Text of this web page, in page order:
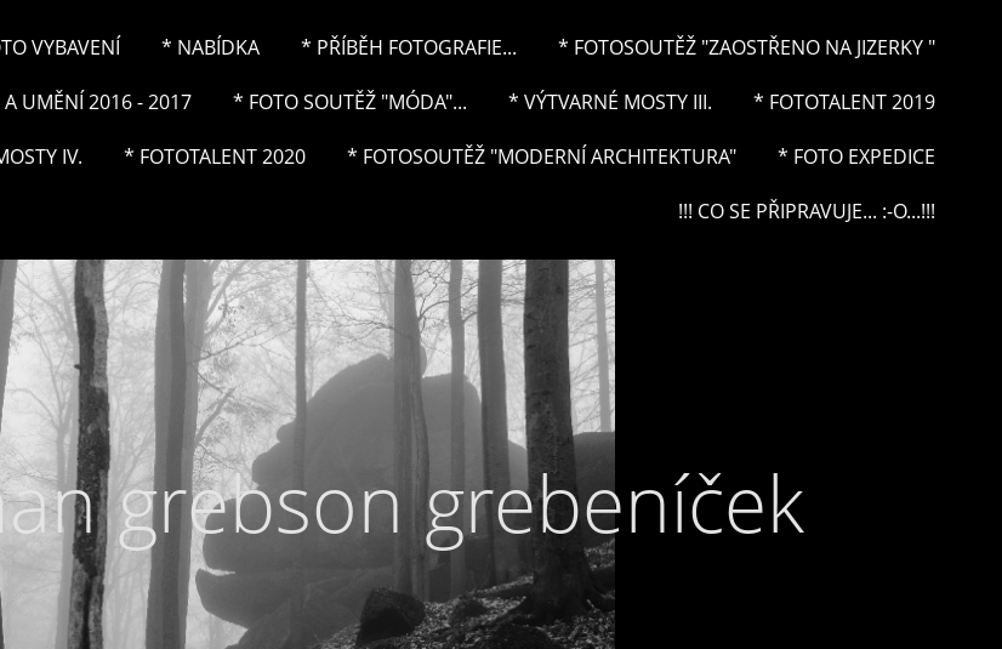
VYBAVENÍ * NABÍDKA * PŘÍBĚH FOTOGRAFIE... * FOTOSOUTĚŽ "ZAOSTŘENO NA JIZERKY "
UMĚNÍ 2016 - 2017 * FOTO SOUTĚŽ "MÓDA"... * VÝTVARNÉ MOSTY III. * FOTOTALENT 2019
IV. * FOTOTALENT 2020 * FOTOSOUTĚŽ "MODERNÍ ARCHITEKTURA" * FOTO EXPEDICE
!!! CO SE PŘIPRAVUJE... :-O...!!!
grebson grebeníček